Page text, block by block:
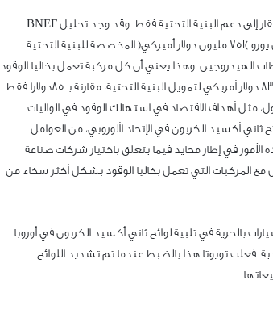
و لا يمكن للمسؤولين التنفيذيين إلقاء اللوم في هذه النتائج على الفتقار إلى دعم البنية التحتية فقط. وقد وجد تحليل BNEF
لبرنامج منح مرفق ربط أوروبا التابع لالتحاد الأوروبي أن ٪17 من 700 مليون يورو )751 مليون دولار أميركي( المخصصة للبنية التحتية
للفترة من 2014 إلى 2020 ذهبت إلى محطات الهيدروجين. وهذا يعني أن كل مركبة تعمل بخاليا الوقود
في أسطول االتحاد الأوروبي في نهاية عام 2020 كانت مدعومة بمبلغ 83000 دولار أمريكي لتمويل البنية التحتية، مقارنة بـ 85دولارا فقط
مثل أهداف الاقتصاد في استهالك الوقود في الواليات
ثاني أكسيد الكربون في الإتحاد األوروبي، من العوامل
في إطار محايد فيما يتعلق باختيار شركات صناعة
مع المركبات التي تعمل بخاليا الوقود بشكل أكثر سخاء من
بالحرية في تلبية لوائح ثاني أكسيد الكربون في أوروبا
فعلت تويوتا هذا بالضبط عندما تم تشديد اللوائح